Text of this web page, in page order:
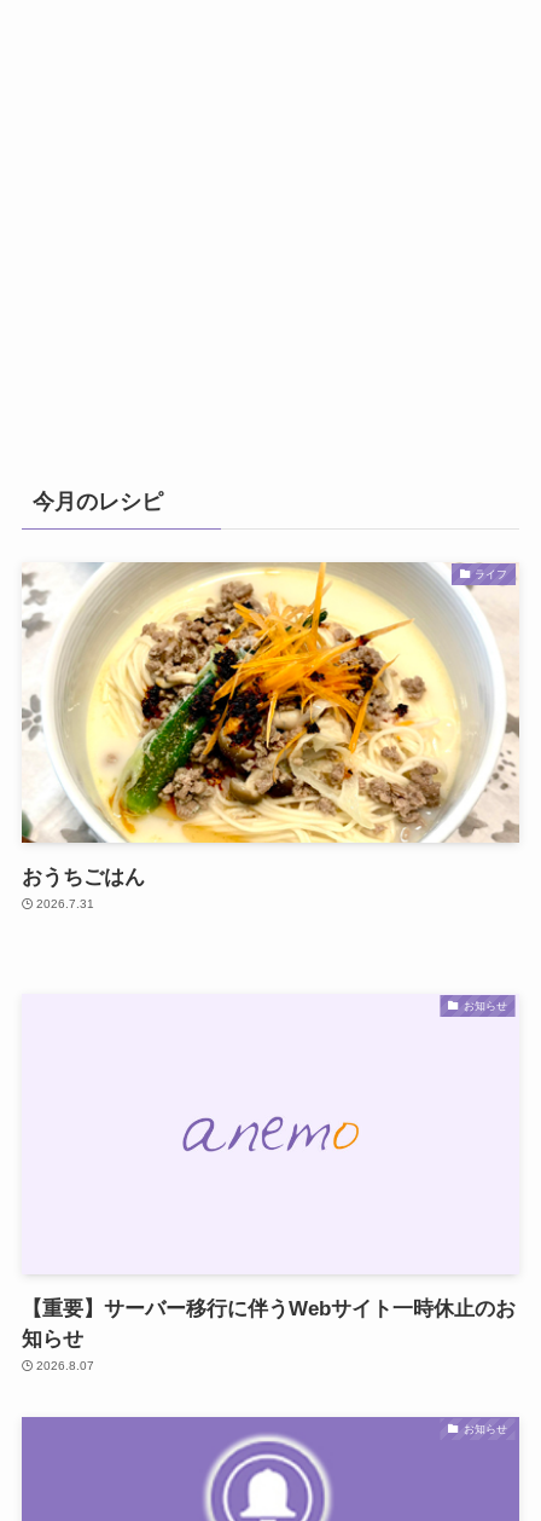
今月のレシピ
ライフ
おうちごはん
2026.7.31
お知らせ
【重要】サーバー移行に伴うWebサイト一時休止のお
知らせ
2026.8.07
お知らせ